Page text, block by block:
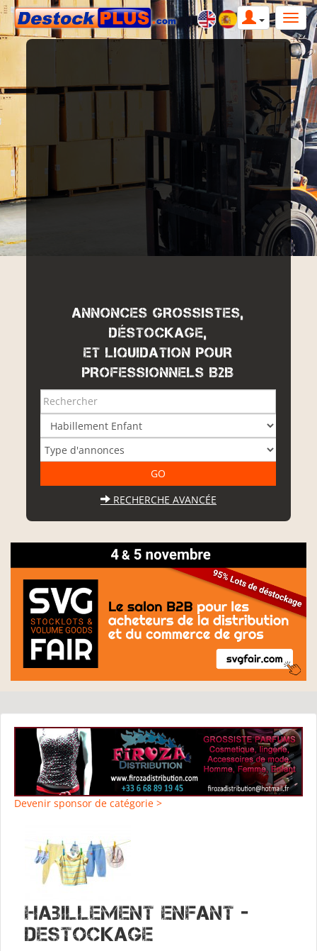
ANNONCES GROSSISTES,
DÉSTOCKAGE,
ET LIQUIDATION POUR
PROFESSIONNELS B2B
RECHERCHE AVANCÉE
Devenir sponsor de catégorie >
Habillement Enfant -
Destockage